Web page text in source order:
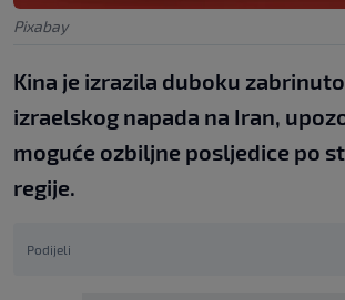
Pixabay
Kina je izrazila duboku
izraelskog napada na Iran,
moguće ozbiljne posljedice po
regije.
Podijeli